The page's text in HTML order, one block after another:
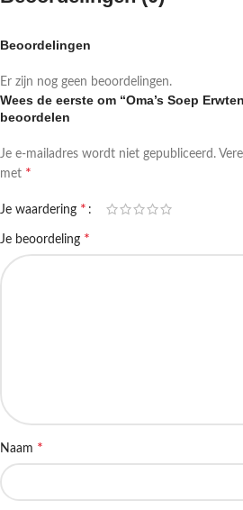
Beoordelingen
Er zijn nog geen beoordelingen.
Wees de eerste om “Oma’s Soep
beoordelen
Je e-mailadres wordt niet gepubliceerd.
met *
Je waardering *
Je beoordeling *
Naam *